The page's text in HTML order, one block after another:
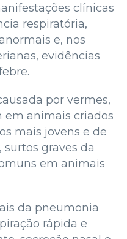
clínicas
respiratória,
e, nos
evidências
por vermes,
em animais criados
mais jovens e de
graves da
em animais
da pneumonia
rápida e